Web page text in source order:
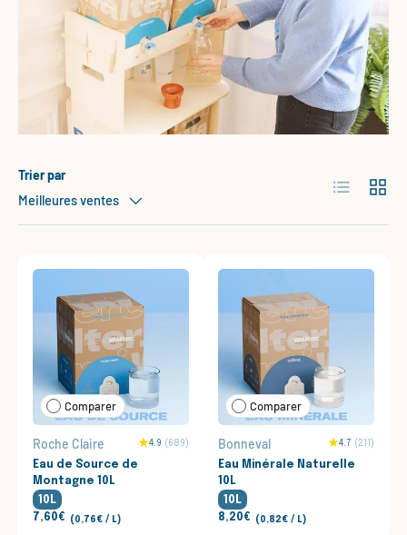
Trier par
Meilleures ventes
Liste Grille
Comparer
Roche Claire 4.9 (689)
Eau de Source de
Montagne 10L
10L
7,60€ Prix unitaire
0,76€ / L
Comparer
Bonneval 4.7 (211)
Eau Minérale Naturelle
10L
10L
8,20€ Prix unitaire
0,82€ / L